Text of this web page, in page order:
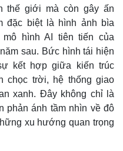
thế giới mà còn gây ấn
đặc biệt là hình ảnh bìa
hình AI tiên tiến của
sau. Bức hình tái hiện
kết hợp giữa kiến trúc
chọc trời, hệ thống giao
xanh. Đây không chỉ là
phản ánh tầm nhìn về đô
xu hướng quan trọng